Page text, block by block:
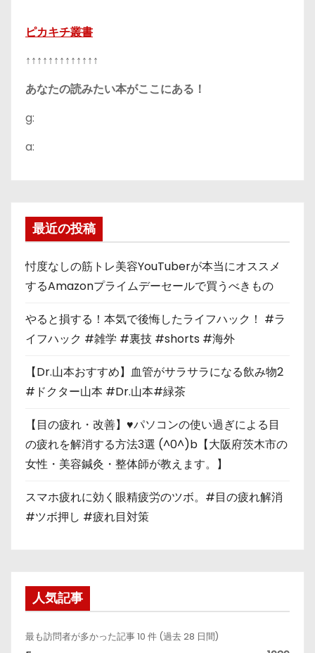
ピカキチ叢書
↑↑↑↑↑↑↑↑↑↑↑↑↑
あなたの読みたい本がここにある！
g:
a:
最近の投稿
忖度なしの筋トレ美容YouTuberが本当にオススメ
するAmazonプライムデーセールで買うべきもの
やると損する！本気で後悔したライフハック！ #ラ
イフハック #雑学 #裏技 #shorts #海外
【Dr.山本おすすめ】血管がサラサラになる飲み物2
#ドクター山本 #Dr.山本#緑茶
【目の疲れ・改善】♥パソコンの使い過ぎによる目
の疲れを解消する方法3選 (^0^)b【大阪府茨木市の
女性・美容鍼灸・整体師が教えます。】
スマホ疲れに効く眼精疲労のツボ。#目の疲れ解消
#ツボ押し #疲れ目対策
人気記事
最も訪問者が多かった記事 10 件 (過去 28 日間)